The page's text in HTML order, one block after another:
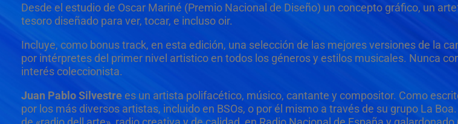
Desde el estudio de Oscar Mariné (Premio Nacional de Diseño) un concepto gráfico, un
tesoro diseñado para ver, tocar, e incluso oir.
Incluye, como bonus track, en esta edición, una selección de las mejores versiones de la
por intérpretes del primer nivel artistico en todos los géneros y estilos musicales. Nunca
interés coleccionista.
Juan Pablo Silvestrees un artista polifacético, músico, cantante y compositor. Como
por los más diversos artistas, incluido en BSOs, o por él mismo a través de su grupo La